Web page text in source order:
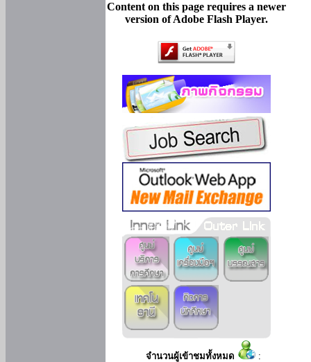
Content on this page requires a newer
version of Adobe Flash Player.
จำนวนผู้เข้าชมทั้งหมด :